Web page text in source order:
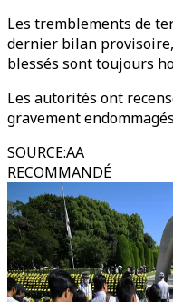
Les tremblements de
dernier bilan provisoire,
blessés sont toujours
Les autorités ont
gravement
SOURCE:AA
RECOMMANDÉ